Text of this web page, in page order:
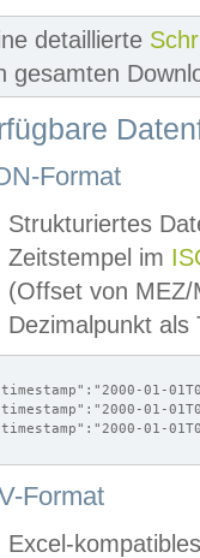
detaillierte
gesamten
Format
Strukturiertes
Zeitstempel im
(Offset von MEZ/
Dezimalpunkt als
01-
01-
01-
Format
Excel-